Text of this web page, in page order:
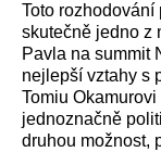
Toto
skutečně jedno z
Pavla na summit
nejlepší vztahy s
Tomiu
jednoznačně
druhou možnost,